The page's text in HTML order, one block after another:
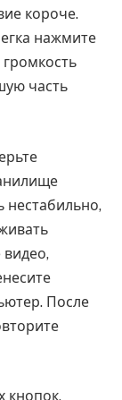
короче.
нажмите
часть
нестабильно,
После
кнопок,